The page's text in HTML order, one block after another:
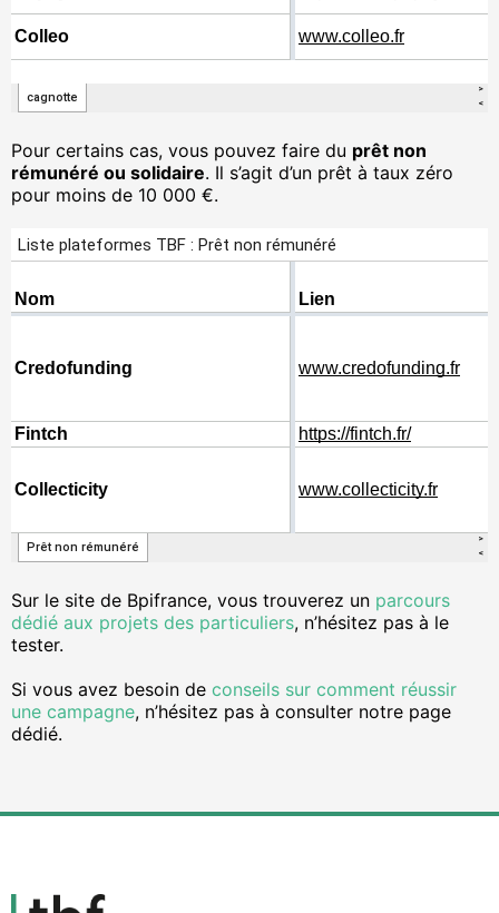
Pour certains cas, vous pouvez faire du prêt non
rémunéré ou solidaire. Il s’agit d’un prêt à taux zéro
pour moins de 10 000 €.
Sur le site de Bpifrance, vous trouverez un parcours
dédié aux projets des particuliers, n’hésitez pas à le
tester.
Si vous avez besoin de conseils sur comment réussir
une campagne, n’hésitez pas à consulter notre page
dédié.